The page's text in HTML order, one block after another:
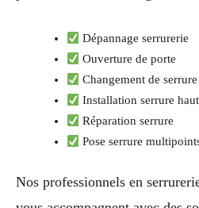
Dépannage serrurerie
Ouverture de porte
Changement de serrure
Installation serrure
Réparation serrure
Pose serrure
Nos professionnels en